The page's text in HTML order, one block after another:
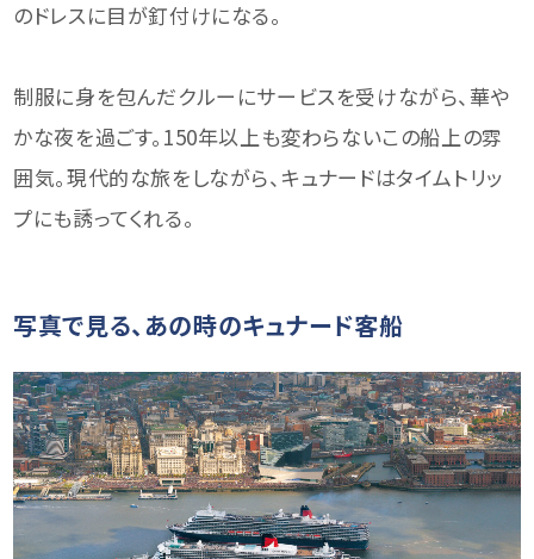
のドレスに目が釘付けになる。
制服に身を包んだクルーにサービスを受けながら、華や
かな夜を過ごす。150年以上も変わらないこの船上の雰
囲気。現代的な旅をしながら、キュナードはタイムトリッ
プにも誘ってくれる。
写真で見る、あの時のキュナード客船